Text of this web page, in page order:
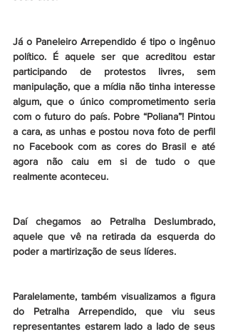
Já o Paneleiro Arrependido é tipo o ingênuo
político. É aquele ser que acreditou estar
participando de protestos livres, sem
manipulação, que a mídia não tinha interesse
algum, que o único comprometimento seria
com o futuro do país. Pobre “Poliana”! Pintou
a cara, as unhas e postou nova foto de perfil
no Facebook com as cores do Brasil e até
agora não caiu em si de tudo o que
realmente aconteceu.
Daí chegamos ao Petralha Deslumbrado,
aquele que vê na retirada da esquerda do
poder a martirização de seus líderes.
Paralelamente, também visualizamos a figura
do Petralha Arrependido, que viu seus
representantes estarem lado a lado de seus